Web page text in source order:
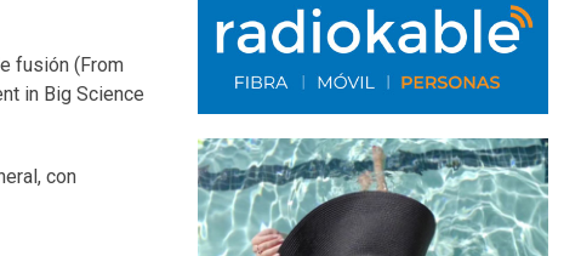
fusión (From
in Big Science
con